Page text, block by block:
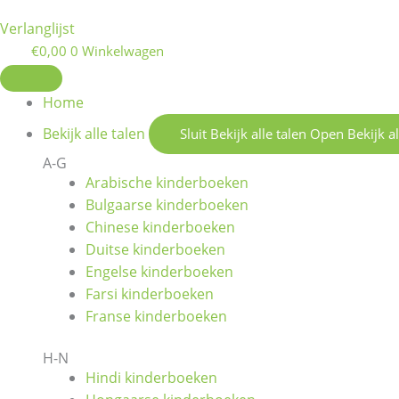
Verlanglijst
€0,00 0 Winkelwagen
Home
Bekijk alle talen
Sluit Bekijk alle talen Open Bekijk
A-G
Arabische kinderboeken
Bulgaarse kinderboeken
Chinese kinderboeken
Duitse kinderboeken
Engelse kinderboeken
Farsi kinderboeken
Franse kinderboeken
H-N
Hindi kinderboeken